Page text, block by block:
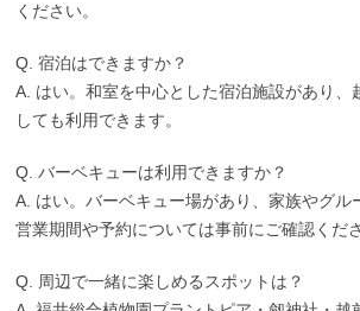
ください。
Q. 宿泊はできますか？
A. はい。和室を中心とした宿泊施設があり、
しても利用できます。
Q. バーベキューは利用できますか？
A. はい。バーベキュー場があり、家族やグル
営業期間や予約については事前にご確認くだ
Q. 周辺で一緒に楽しめるスポットは？